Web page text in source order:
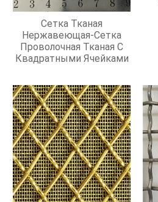
Сетка Тканая
Нержавеющая-Сетка
Проволочная Тканая С
Квадратными Ячейками